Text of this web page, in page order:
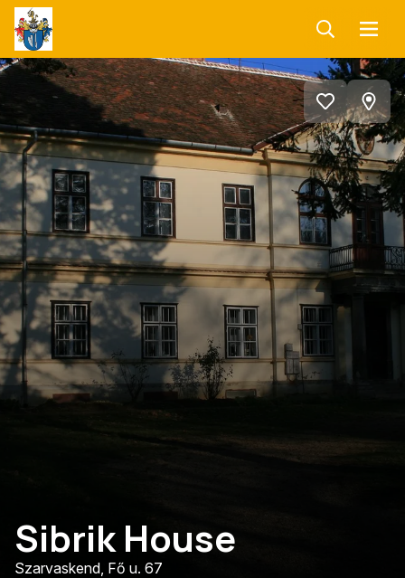
Szarvaskend
Programnaptár
KeresésMenü
Sibrik House
Szarvaskend, Fő u. 67
Add
to
favorites
View
on
map